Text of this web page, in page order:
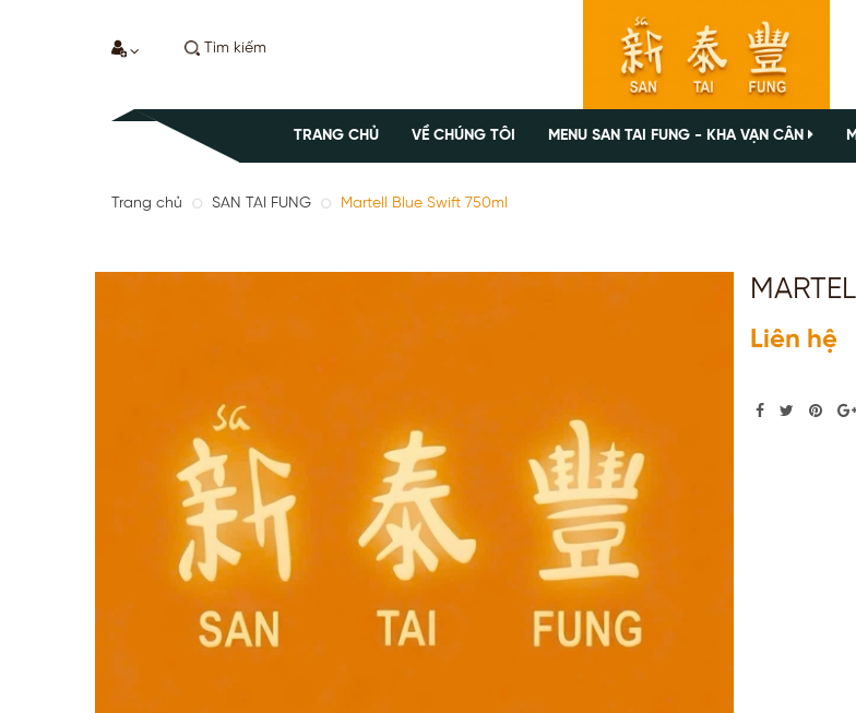
TRANG CHỦ VỀ CHÚNG TÔI MENU SAN TAI FUNG - KHA VẠN CÂN
Trang chủ SAN TAI FUNG Martell Blue Swift 750ml
Liên hệ